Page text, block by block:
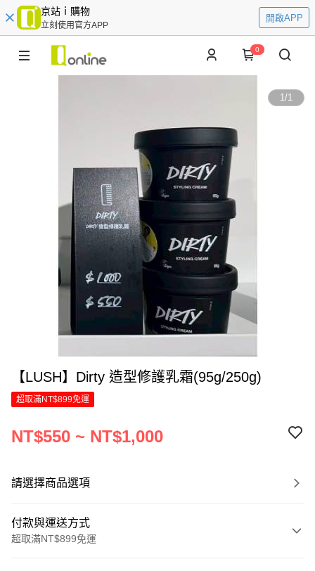
京站ｉ購物
立刻使用官方APP
開啟APP
0
1/1
【LUSH】Dirty 造型修護乳霜(95g/250g)
超取滿NT$899免運
NT$550 ~ NT$1,000
請選擇商品選項
付款與運送方式
超取滿NT$899免運